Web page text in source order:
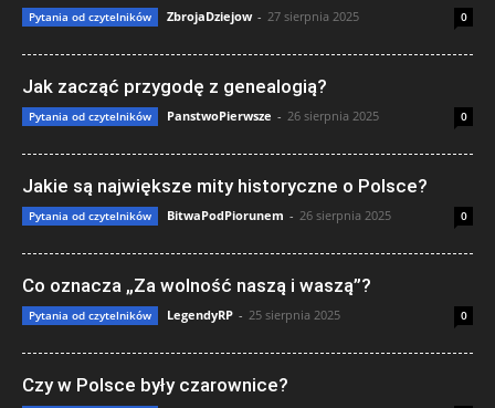
Pytania od czytelników ZbrojaDziejow - 27 sierpnia 2025 0
Jak zacząć przygodę z genealogią?
Pytania od czytelników PanstwoPierwsze - 26 sierpnia 2025 0
Jakie są największe mity historyczne o Polsce?
Pytania od czytelników BitwaPodPiorunem - 26 sierpnia 2025 0
Co oznacza „Za wolność naszą i waszą”?
Pytania od czytelników LegendyRP - 25 sierpnia 2025 0
Czy w Polsce były czarownice?